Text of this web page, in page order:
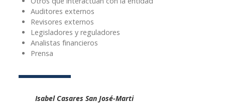
Auditores externos
Revisores externos
Legisladores y reguladores
Analistas financieros
Prensa
Isabel Casares San José-Marti